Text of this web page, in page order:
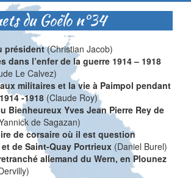
du Goëlo n°34
président(Christian Jacob)
dans l’enfer de la guerre 1914 – 1918
Le Calvez)
militaires et la vie à Paimpol pendant
-1918 (Claude Roy)
Bienheureux Yves Jean Pierre Rey de
de Sagazan)
de corsaire où il est question
et de Saint-Quay Portrieux (Daniel Burel)
allemand du Wern, en Plounez